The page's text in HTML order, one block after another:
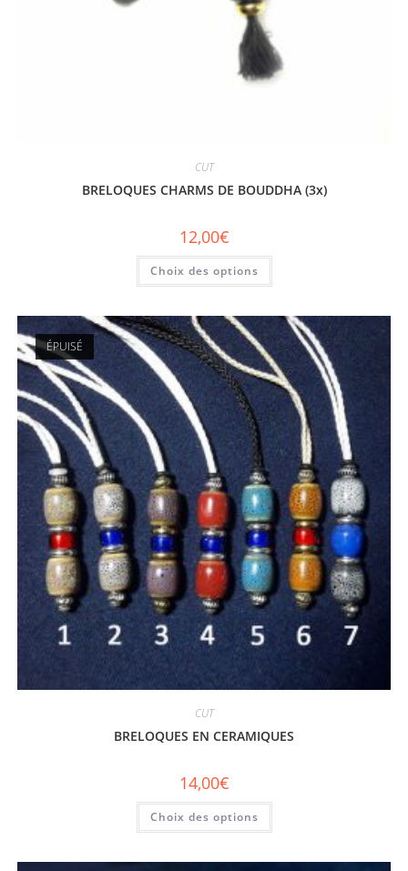
CUT
BRELOQUES CHARMS DE BOUDDHA (3x)
12,00€
Choix des options
ÉPUISÉ
CUT
BRELOQUES EN CERAMIQUES
14,00€
Choix des options